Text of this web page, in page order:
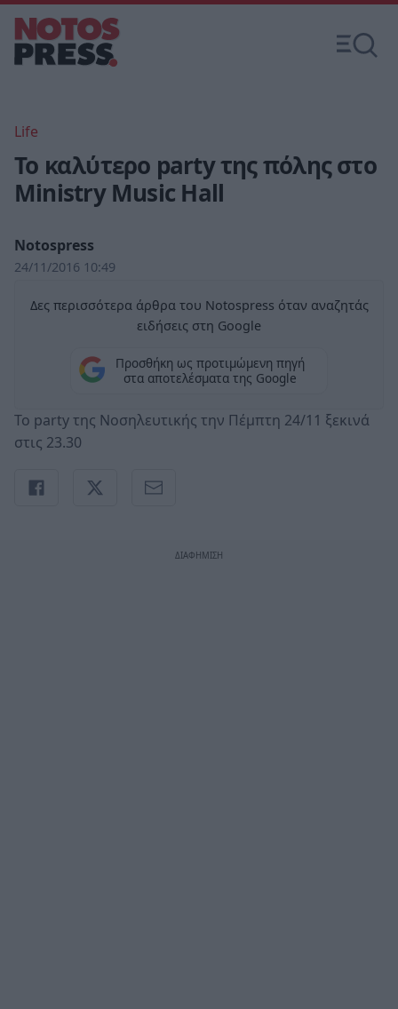
Life
Το καλύτερο party της πόλης στο
Ministry Music Hall
Notospress
24/11/2016 10:49
Δες περισσότερα άρθρα του Notospress όταν αναζητάς
ειδήσεις στη Google
Προσθήκη ως προτιμώμενη πηγή
στα αποτελέσματα της Google
Το party της Νοσηλευτικής την Πέμπτη 24/11 ξεκινά
στις 23.30